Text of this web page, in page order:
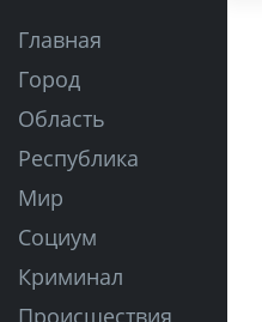
Главная
Город
Область
Республика
Мир
Социум
Криминал
Происшествия